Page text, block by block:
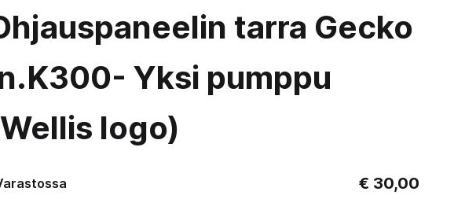
tarra Gecko
Yksi pumppu
logo)
€ 30,00